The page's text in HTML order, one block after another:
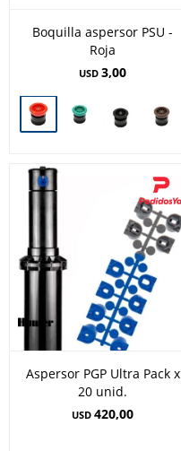
Boquilla aspersor PSU -
Roja
USD 3,00
Aspersor PGP Ultra Pack x
20 unid.
USD 420,00